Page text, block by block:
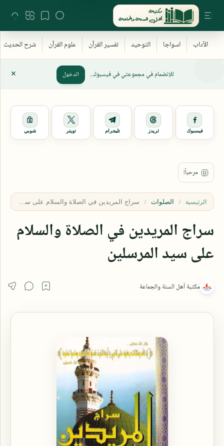
للإنضمام في مجموعتي في فيسبوك.. الدخول
فيسبوك ثريدز تليجرام تويتر شوبي
الرئيسية الصلوات
سراج المريدين في الصلاة والسلام
على سيد المرسلين